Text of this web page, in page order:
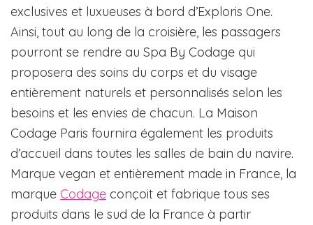
exclusives et luxueuses à bord d’Exploris One.
Ainsi, tout au long de la croisière, les passagers
pourront se rendre au Spa By Codage qui
proposera des soins du corps et du visage
entièrement naturels et personnalisés selon les
besoins et les envies de chacun. La Maison
Codage Paris fournira également les produits
d’accueil dans toutes les salles de bain du navire.
Marque vegan et entièrement made in France, la
marque Codage conçoit et fabrique tous ses
produits dans le sud de la France à partir